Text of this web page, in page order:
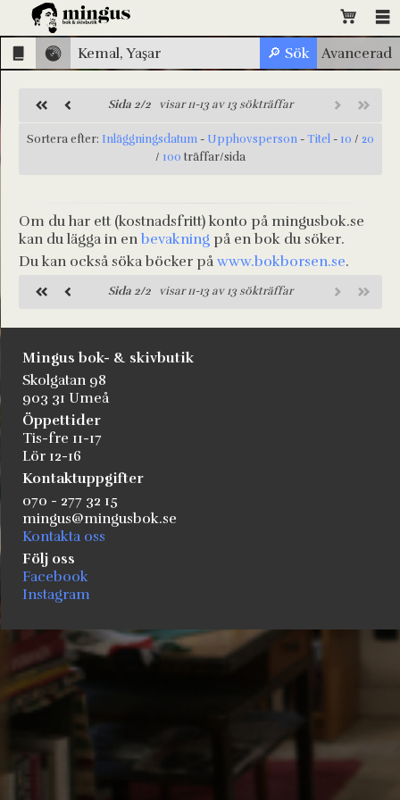
Sida 2/2 visar 11-13 av 13 sökträffar
Sortera efter: Inläggningsdatum - Upphovsperson -Titel - 10 / 20
/ 100 träffar/sida
Om du har ett (kostnadsfritt) konto på mingusbok.se
kan du lägga in enbevakning på en bok du söker.
Du kan också söka böcker påwww.bokborsen.se.
Sida 2/2 visar 11-13 av 13 sökträffar
Mingus bok- & skivbutik
Skolgatan 98
903 31 Umeå
Öppettider
Tis-fre 11-17
Lör 12-16
Kontaktuppgifter
070 - 277 32 15
mingus@mingusbok.se
Kontakta oss
Följ oss
Facebook
Instagram